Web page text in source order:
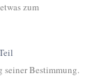
zum
seiner Bestimmung.